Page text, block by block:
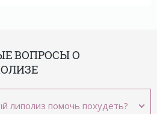
ВОПРОСЫ О
липолиз помочь похудеть?